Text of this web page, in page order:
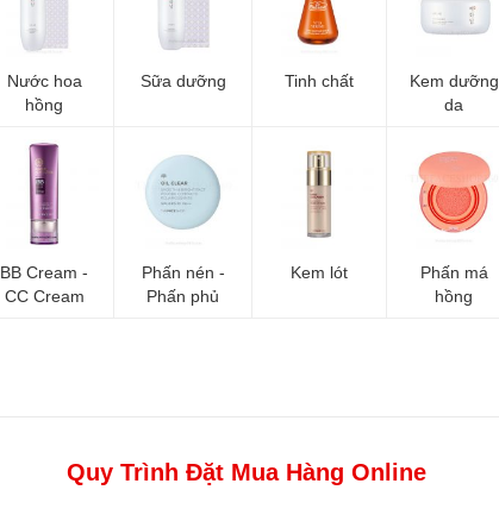
Nước hoa
hồng
Sữa dưỡng Tinh chất
Kem dưỡng
da
BB Cream -
CC Cream
Phấn nén -
Phấn phủ
Kem lót
Phấn má
hồng
Quy Trình Đặt Mua Hàng Online